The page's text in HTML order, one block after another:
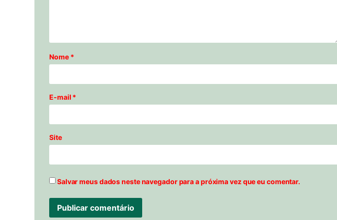
Nome *
E-mail *
Site
Salvar meus dados neste navegador para a próxima vez que eu comentar.